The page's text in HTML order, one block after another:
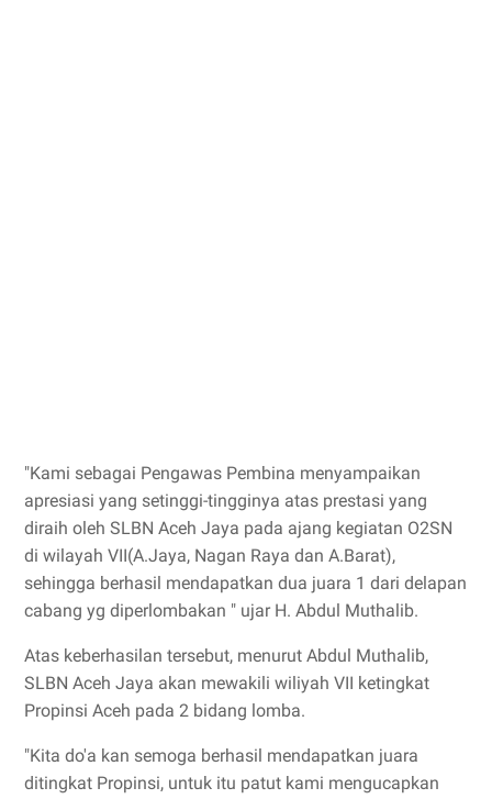
"Kami sebagai Pengawas Pembina menyampaikan
apresiasi yang setinggi-tingginya atas prestasi yang
diraih oleh SLBN Aceh Jaya pada ajang kegiatan O2SN
di wilayah VII(A.Jaya, Nagan Raya dan A.Barat),
sehingga berhasil mendapatkan dua juara 1 dari delapan
cabang yg diperlombakan " ujar H. Abdul Muthalib.
Atas keberhasilan tersebut, menurut Abdul Muthalib,
SLBN Aceh Jaya akan mewakili wiliyah VII ketingkat
Propinsi Aceh pada 2 bidang lomba.
"Kita do'a kan semoga berhasil mendapatkan juara
ditingkat Propinsi, untuk itu patut kami mengucapkan